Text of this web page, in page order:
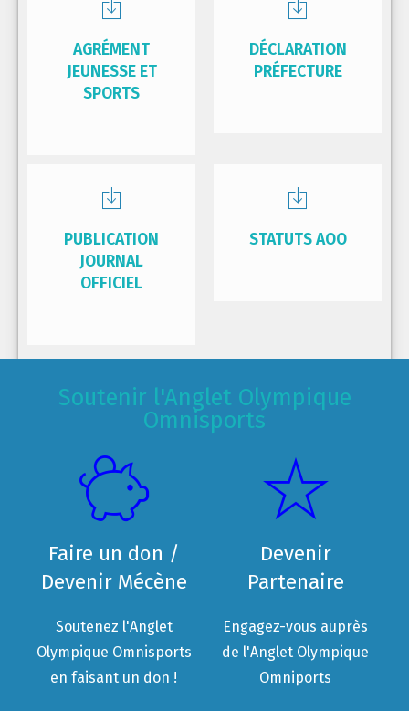
AGRÉMENT
JEUNESSE ET
SPORTS
DÉCLARATION
PRÉFECTURE
PUBLICATION
JOURNAL
OFFICIEL
STATUTS AOO
Soutenir l'Anglet Olympique
Omnisports
Faire un don /
Devenir Mécène
Soutenez l'Anglet
Olympique Omnisports
en faisant un don !
Devenir
Partenaire
Engagez-vous auprès
de l'Anglet Olympique
Omniports